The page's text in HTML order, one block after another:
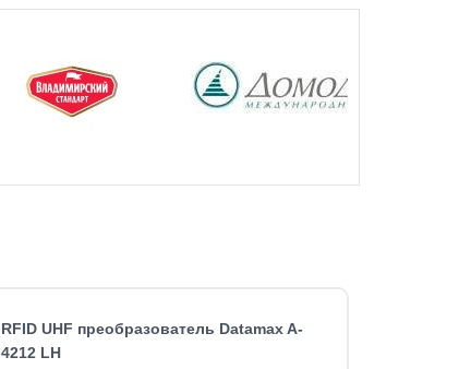
RFID UHF преобразователь Datamax A-
4212 LH